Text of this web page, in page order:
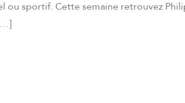
sportif. Cette semaine retrouvez